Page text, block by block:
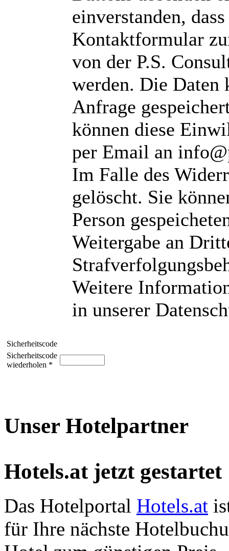
einverstanden,
Kontaktformular
von der P.S.
werden. Die Daten
Anfrage
können diese
per Email an
Im Falle des
gelöscht. Sie
Person
Weitergabe an
Weitere
in unserer
Sicherheitscode
Sicherheitscode
wiederholen *
Unser Hotelpartner
Hotels.at jetzt gestartet
Das Hotelportal Hotels.at
für Ihre nächste